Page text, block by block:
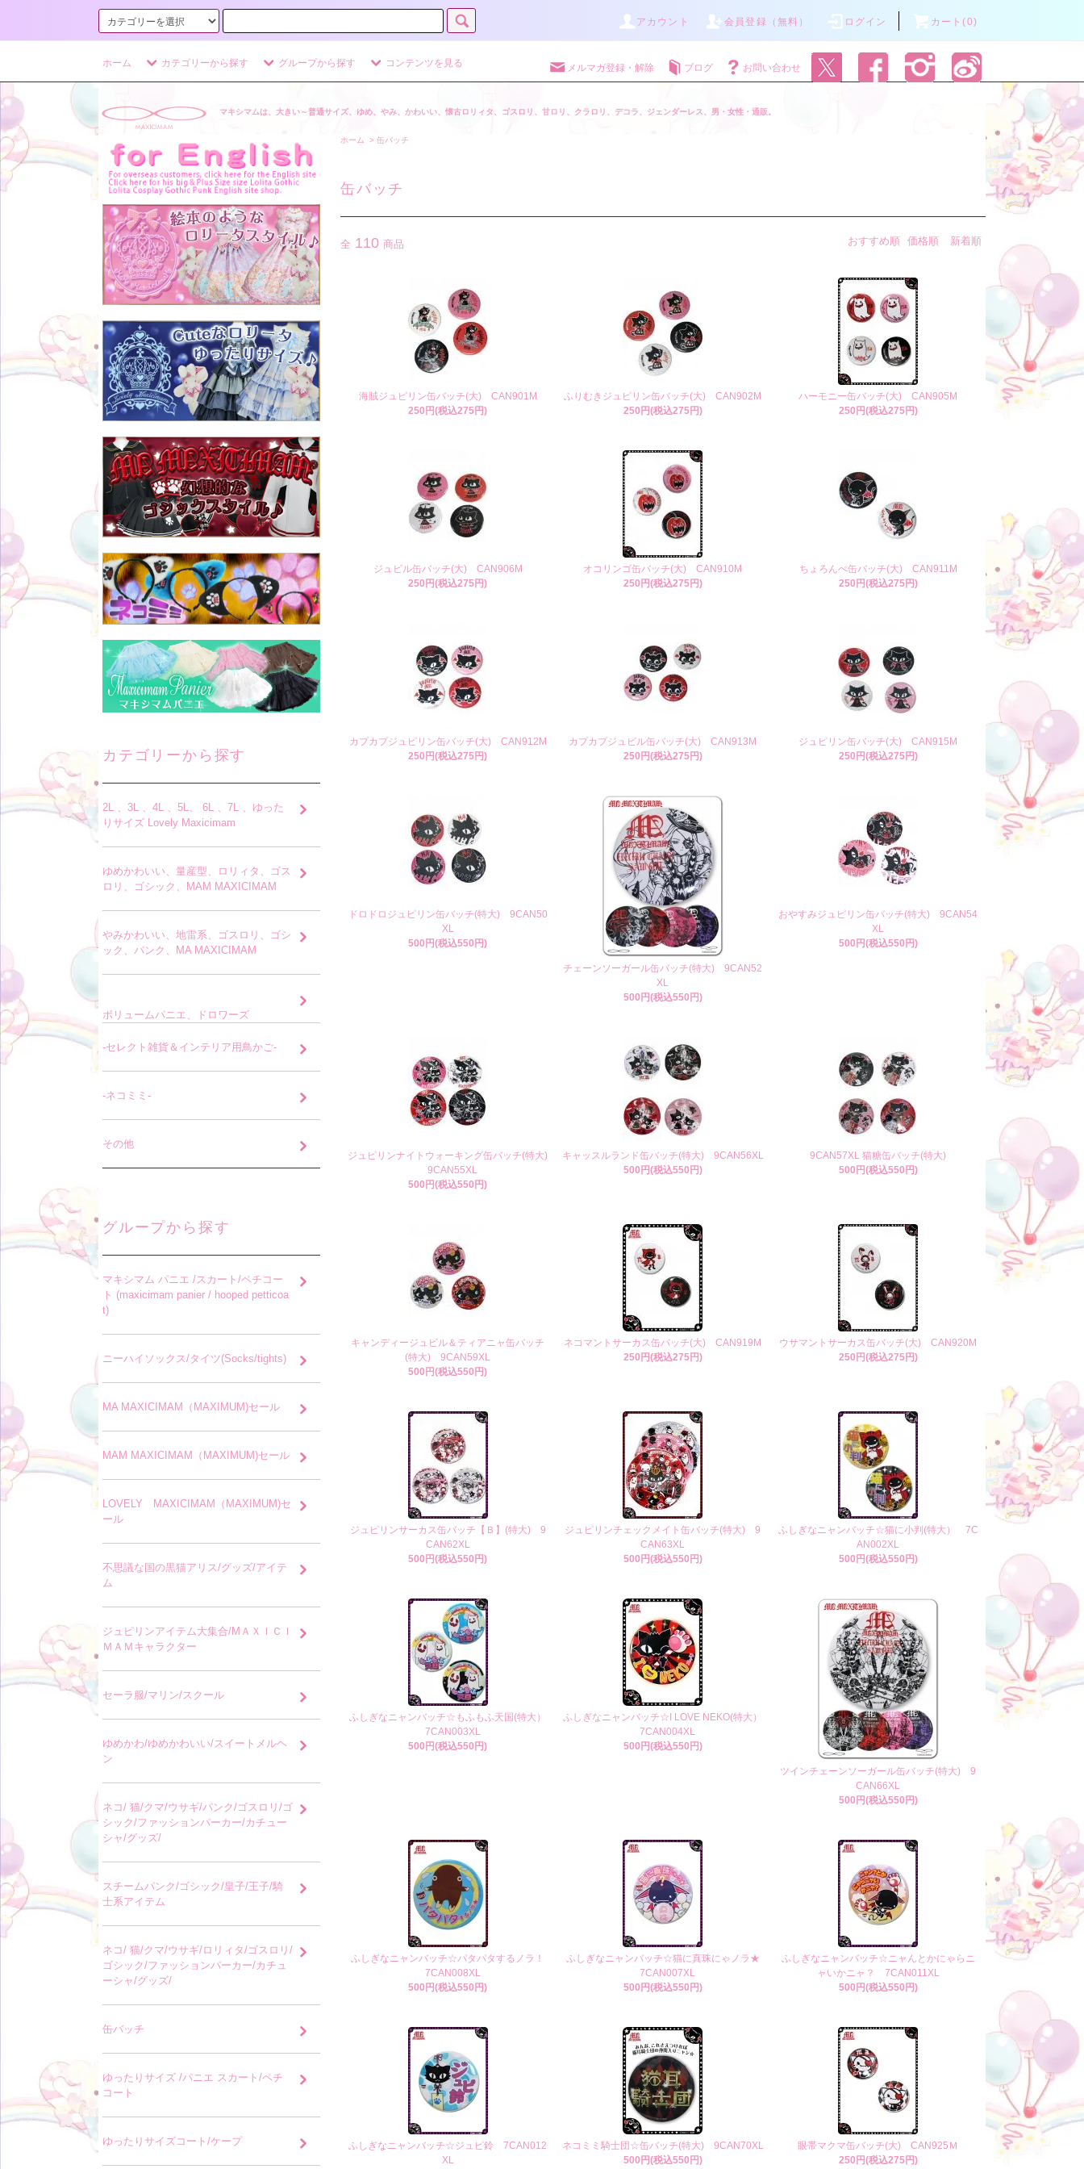
アカウント 会員登録（無料） ログイン カート(0)
ホーム カテゴリーから探す グループから探す コンテンツを見る メルマガ登録・解除 ブログ お問い合わせ
マキシマムは、大きい～普通サイズ、ゆめ、やみ、かわいい、懐古ロリィタ、ゴスロリ、甘ロリ、クラロリ、デコラ、ジェンダーレス、男・女性・通販。
ホーム > 缶バッチ
缶バッチ
全 110 商品 おすすめ順 価格順 新着順
海賊ジュピリン缶バッチ(大) CAN901M
250円(税込275円)
ふりむきジュピリン缶バッチ(大) CAN902M
250円(税込275円)
ハーモニー缶バッチ(大) CAN905M
250円(税込275円)
ジュビル缶バッチ(大) CAN906M
250円(税込275円)
オコリンゴ缶バッチ(大) CAN910M
250円(税込275円)
ちょろんぺ缶バッチ(大) CAN911M
250円(税込275円)
カプカプジュピリン缶バッチ(大) CAN912M
250円(税込275円)
カプカプジュビル缶バッチ(大) CAN913M
250円(税込275円)
ジュピリン缶バッチ(大) CAN915M
250円(税込275円)
ドロドロジュピリン缶バッチ(特大) 9CAN50
XL
500円(税込550円)
チェーンソーガール缶バッチ(特大) 9CAN52
XL
500円(税込550円)
おやすみジュピリン缶バッチ(特大) 9CAN54
XL
500円(税込550円)
ジュピリンナイトウォーキング缶バッチ(特大)
9CAN55XL
500円(税込550円)
キャッスルランド缶バッチ(特大) 9CAN56XL
500円(税込550円)
9CAN57XL 猫糖缶バッチ(特大)
500円(税込550円)
キャンディージュビル＆ティアニャ缶バッチ
(特大) 9CAN59XL
500円(税込550円)
ネコマントサーカス缶バッチ(大) CAN919M
250円(税込275円)
ウサマントサーカス缶バッチ(大) CAN920M
250円(税込275円)
ジュピリンサーカス缶バッチ【Ｂ】(特大) 9
CAN62XL
500円(税込550円)
ジュピリンチェックメイト缶バッチ(特大) 9
CAN63XL
500円(税込550円)
ふしぎなニャンバッチ☆猫に小判(特大） 7C
AN002XL
500円(税込550円)
ふしぎなニャンバッチ☆もふもふ天国(特大）
7CAN003XL
500円(税込550円)
ふしぎなニャンバッチ☆I LOVE NEKO(特大）
7CAN004XL
500円(税込550円)
ツインチェーンソーガール缶バッチ(特大) 9
CAN66XL
500円(税込550円)
ふしぎなニャンバッチ☆パタパタするノラ！
7CAN008XL
500円(税込550円)
ふしぎなニャンバッチ☆猫に真珠にゃノラ★
7CAN007XL
500円(税込550円)
ふしぎなニャンバッチ☆ニャんとかにゃらニ
ャいかニャ？ 7CAN011XL
500円(税込550円)
ふしぎなニャンバッチ☆ジュピ鈴 7CAN012
XL
ネコミミ騎士団☆缶バッチ(特大) 9CAN70XL
500円(税込550円)
眼帯マクマ缶バッチ(大) CAN925Ｍ
250円(税込275円)
カテゴリーから探す
2L 、3L 、4L 、5L、 6L 、7L 、ゆった
りサイズ Lovely Maxicimam
ゆめかわいい、量産型、ロリィタ、ゴス
ロリ、ゴシック、MAM MAXICIMAM
やみかわいい、地雷系、ゴスロリ、ゴシ
ック、パンク、MA MAXICIMAM
ボリュームパニエ、ドロワーズ
-セレクト雑貨＆インテリア用鳥かご-
-ネコミミ-
その他
グループから探す
マキシマム パニエ /スカート/ペチコー
ト (maxicimam panier / hooped petticoa
t)
ニーハイソックス/タイツ(Socks/tights)
MA MAXICIMAM（MAXIMUM)セール
MAM MAXICIMAM（MAXIMUM)セール
LOVELY MAXICIMAM（MAXIMUM)セ
ール
不思議な国の黒猫アリス/グッズ/アイテ
ム
ジュピリンアイテム大集合/MＡＸＩＣＩ
ＭＡＭキャラクター
セーラ服/マリン/スクール
ゆめかわ/ゆめかわいい/スイートメルヘ
ン
ネコ/ 猫/クマ/ウサギ/パンク/ゴスロリ/ゴ
シック/ファッションパーカー/カチュー
シャ/グッズ/
スチームパンク/ゴシック/皇子/王子/騎
士系アイテム
ネコ/ 猫/クマ/ウサギ/ロリィタ/ゴスロリ/
ゴシック/ファッションパーカー/カチュ
ーシャ/グッズ/
缶バッチ
ゆったりサイズ /パニエ スカート/ペチ
コート
ゆったりサイズコート/ケープ